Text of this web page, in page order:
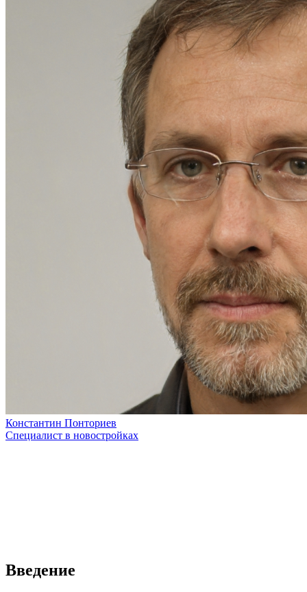
Константин Понториев
Специалист в новостройках
Введение